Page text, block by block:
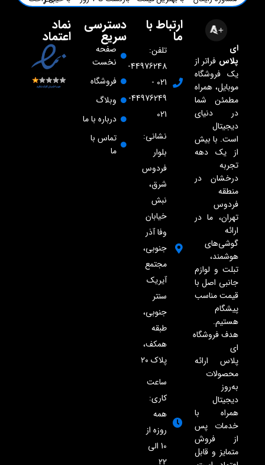
ای
پلاس فراتر از
یک فروشگاه
موبایل، همراه
مطمئن شما
در دنیای
دیجیتال
است. با بیش
از یک دهه
تجربه
درخشان در
منطقه
فردوس
تهران، ما در
ارائه
گوشی‌های
هوشمند،
تبلت و لوازم
جانبی اصل با
قیمت مناسب
پیشگام
هستیم.
هدف فروشگاه
ای
پلاس ارائه
محصولات
به‌روز
دیجیتال
همراه با
خدمات پس
از فروش
متمایز و قابل
ارتباط با
ما
تلفن:
44976248-
021 -
44976249-
021
نشانی:
بلوار
فردوس
شرق،
نبش
خیابان
وفا آذر
جنوبی،
مجتمع
آیریک
سنتر
جنوبی،
طبقه
همکف،
پلاک ۲۰
ساعت
کاری:
همه
روزه از
10 الی
22
دسترسی
سریع
صفحه
نخست
فروشگاه
وبلاگ
درباره با ما
تماس با
ما
نماد
اعتماد